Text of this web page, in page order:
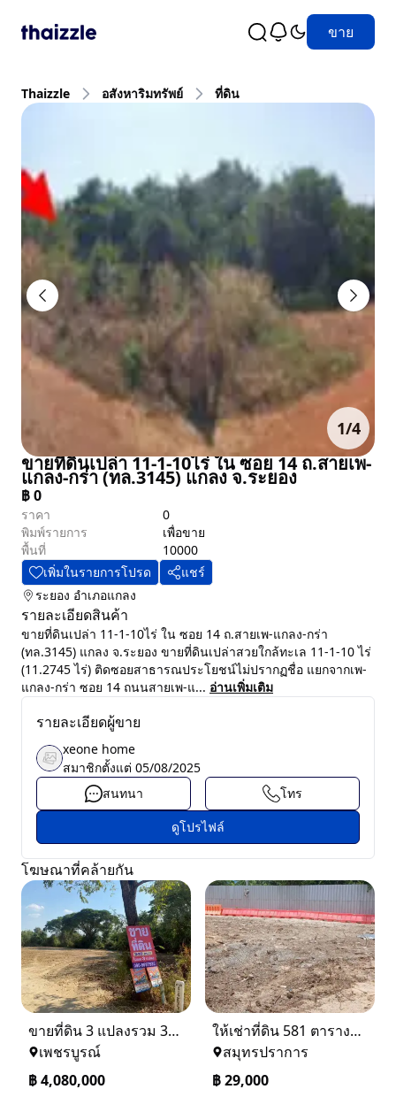
ขาย
Thaizzle อสังหาริมทรัพย์ ที่ดิน
1/4
ขายที่ดินเปล่า 11-1-10ไร่ ใน ซอย 14 ถ.สายเพ-
แกลง-กร่า (ทล.3145) แกลง จ.ระยอง
฿0
ราคา
0
พิมพ์รายการ
เพื่อขาย
พื้นที่
10000
เพิ่มในรายการโปรด
แชร์
ระยอง อำเภอแกลง
รายละเอียดสินค้า
ขายที่ดินเปล่า 11-1-10ไร่ ใน ซอย 14 ถ.สายเพ-แกลง-กร่า
(ทล.3145) แกลง จ.ระยอง ขายที่ดินเปล่าสวยใกล้ทะเล 11-1-10 ไร่
(11.2745 ไร่) ติดซอยสาธารณประโยชน์ไม่ปรากฏชื่อ แยกจากเพ-
แกลง-กร่า ซอย 14 ถนนสายเพ-แ... อ่านเพิ่มเติม
รายละเอียดผู้ขาย
xeone home
สมาชิกตั้งแต่ 05/08/2025
สนทนา
โทร
ดูโปรไฟล์
โฆษณาที่คล้ายกัน
ขายที่ดิน 3 แปลงรวม 340 ตรว ราคา ตรว. ล่ะ 12000 บาท เมืองเพชรบูรณ์
เพชรบูรณ์
฿4,080,000
ให้เช่าที่ดิน 581 ตารางวา ตรงข้างอู่ใหม่แจ็คบางหญ้าแพรก บางหัวเสือ
สมุทรปราการ
฿29,000